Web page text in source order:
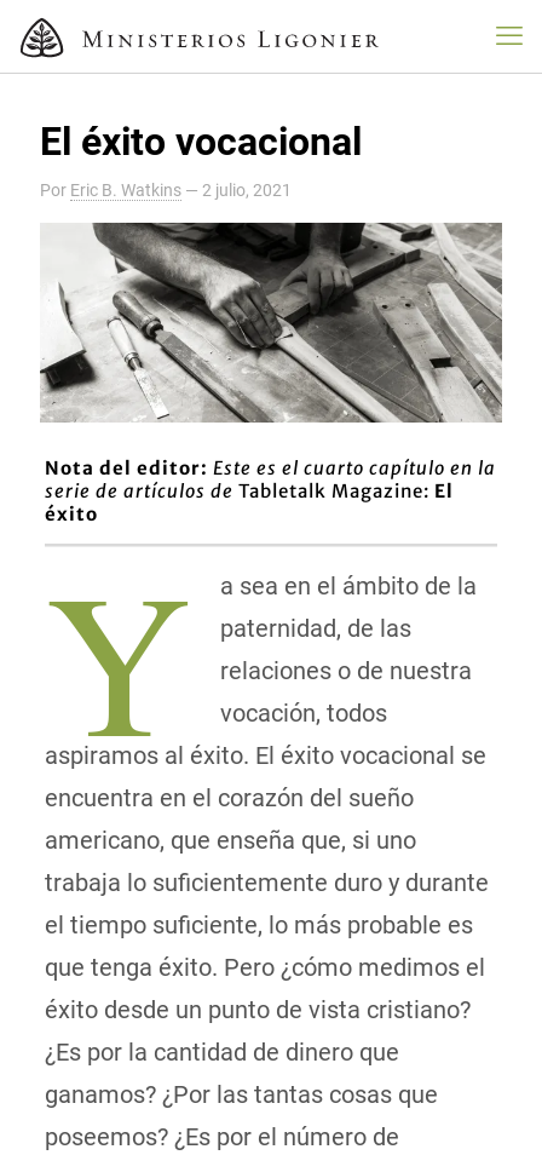
El éxito vocacional
Por Eric B. Watkins — 2 julio, 2021
Nota del editor: Este es el cuarto capítulo en la
serie de artículos de Tabletalk Magazine: El
éxito
Y
a sea en el ámbito de la
paternidad, de las
relaciones o de nuestra
vocación, todos
aspiramos al éxito. El éxito vocacional se
encuentra en el corazón del sueño
americano, que enseña que, si uno
trabaja lo suficientemente duro y durante
el tiempo suficiente, lo más probable es
que tenga éxito. Pero ¿cómo medimos el
éxito desde un punto de vista cristiano?
¿Es por la cantidad de dinero que
ganamos? ¿Por las tantas cosas que
poseemos? ¿Es por el número de